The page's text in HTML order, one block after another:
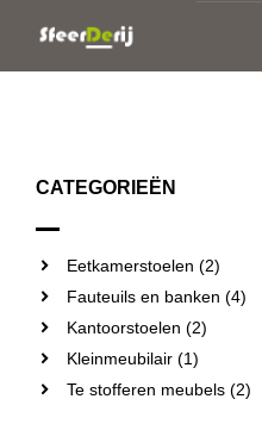
CATEGORIEËN
Eetkamerstoelen (2)
Fauteuils en banken (4)
Kantoorstoelen (2)
Kleinmeubilair (1)
Te stofferen meubels (2)